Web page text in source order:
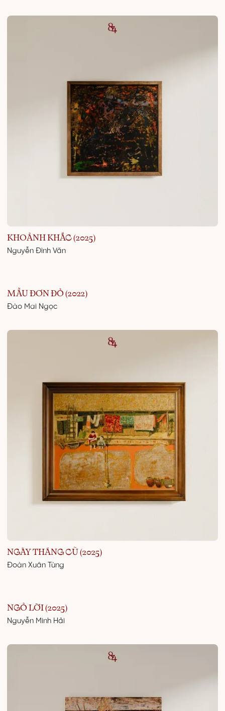
KHOẢNH KHẮC (2025)
Nguyễn Đình Văn
MẪU ĐƠN ĐỎ (2022)
Đào Mai Ngọc
NGÀY THÁNG CŨ (2025)
Đoàn Xuân Tùng
NGỎ LỜI (2025)
Nguyễn Minh Hải